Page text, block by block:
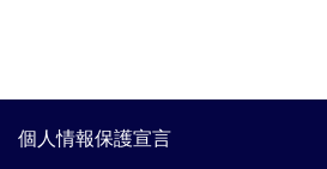
個人情報保護宣言